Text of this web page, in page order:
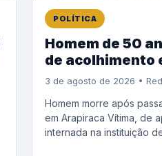
POLÍTICA
Homem de 50
de acolhimento
3 de agosto de 2026 •
Homem morre após
em Arapiraca Vítima, de
internada na instituição